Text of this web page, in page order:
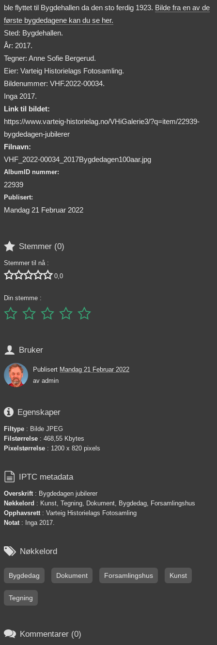
ble flyttet til Bygdehallen da den sto ferdig 1923. Bilde fra en av de
første bygdedagene kan du se her.
Sted: Bygdehallen.
År: 2017.
Tegner: Anne Sofie Bergerud.
Eier: Varteig Historielags Fotosamling.
Bildenummer: VHF.2022-00034.
Inga 2017.
Link til bildet:
https://www.varteig-historielag.no/VHiGalerie3/?q=item/22939-
bygdedagen-jubilerer
Filnavn:
VHF_2022-00034_2017Bygdedagen100aar.jpg
AlbumID nummer:
22939
Publisert:
Mandag 21 Februar 2022
 Stemmer (0)
Stemmer til nå :
 0,0
Din stemme :
    
 Bruker
Publisert Mandag 21 Februar 2022
av admin
 Egenskaper
Filtype : Bilde JPEG
Filstørrelse : 468,55 Kbytes
Pixelstørrelse : 1200 x 820 pixels
 IPTC metadata
Overskrift: Bygdedagen jubilerer
Nøkkelord : Kunst, Tegning, Dokument, Bygdedag, Forsamlingshus
Opphavsrett: Varteig Historielags Fotosamling
Notat: Inga 2017.
 Nøkkelord
Bygdedag Dokument Forsamlingshus Kunst
Tegning
 Kommentarer (0)